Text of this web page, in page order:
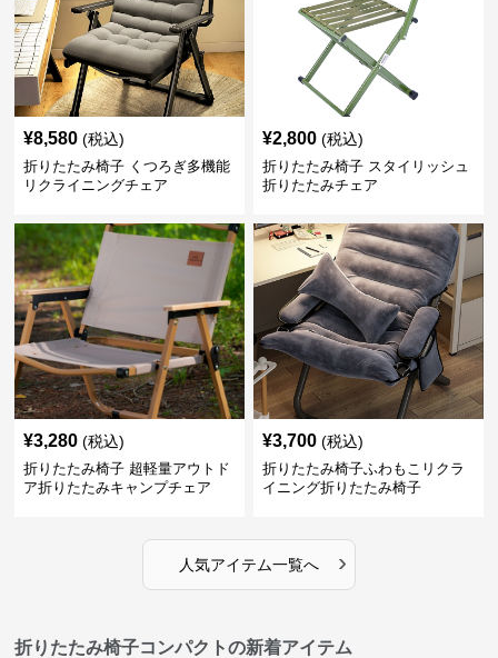
¥8,580 (税込)
折りたたみ椅子 くつろぎ多機能
リクライニングチェア
¥2,800 (税込)
折りたたみ椅子 スタイリッシュ
折りたたみチェア
¥3,280 (税込)
折りたたみ椅子 超軽量アウトド
ア折りたたみキャンプチェア
¥3,700 (税込)
折りたたみ椅子ふわもこリクラ
イニング折りたたみ椅子
人気アイテム一覧へ ›
折りたたみ椅子コンパクトの新着アイテム